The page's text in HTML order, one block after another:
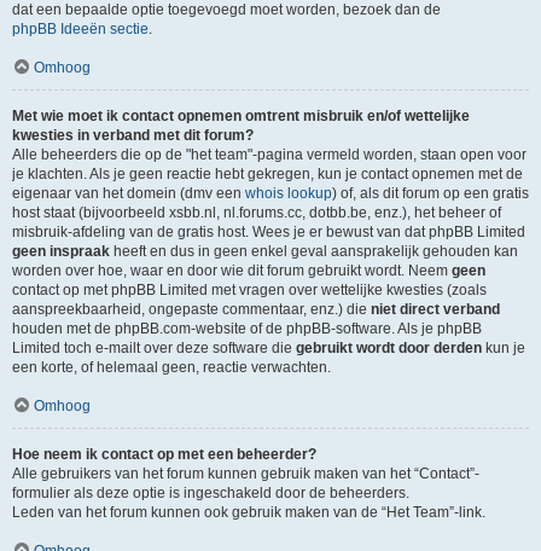
dat een bepaalde optie toegevoegd moet worden, bezoek dan de
phpBB Ideeën sectie.
Omhoog
Met wie moet ik contact opnemen omtrent misbruik en/of wettelijke
kwesties in verband met dit forum?
Alle beheerders die op de "het team"-pagina vermeld worden, staan open voor
je klachten. Als je geen reactie hebt gekregen, kun je contact opnemen met de
eigenaar van het domein (dmv een whois lookup) of, als dit forum op een gratis
host staat (bijvoorbeeld xsbb.nl, nl.forums.cc, dotbb.be, enz.), het beheer of
misbruik-afdeling van de gratis host. Wees je er bewust van dat phpBB Limited
geen inspraak heeft en dus in geen enkel geval aansprakelijk gehouden kan
worden over hoe, waar en door wie dit forum gebruikt wordt. Neem geen
contact op met phpBB Limited met vragen over wettelijke kwesties (zoals
aanspreekbaarheid, ongepaste commentaar, enz.) die niet direct verband
houden met de phpBB.com-website of de phpBB-software. Als je phpBB
Limited toch e-mailt over deze software die gebruikt wordt door derden kun je
een korte, of helemaal geen, reactie verwachten.
Omhoog
Hoe neem ik contact op met een beheerder?
Alle gebruikers van het forum kunnen gebruik maken van het “Contact”-
formulier als deze optie is ingeschakeld door de beheerders.
Leden van het forum kunnen ook gebruik maken van de “Het Team”-link.